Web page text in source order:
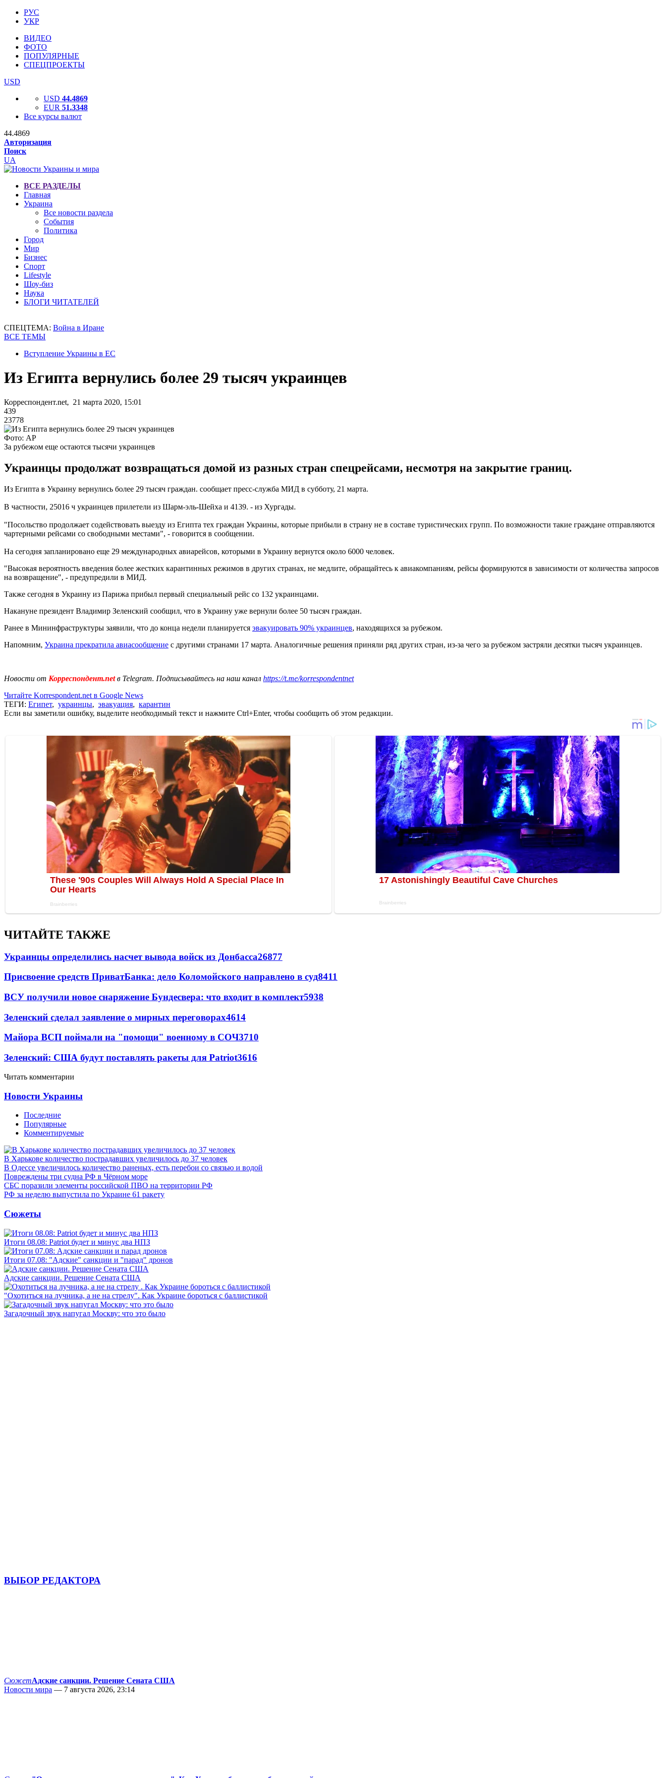
РУС
УКР
ВИДЕО
ФОТО
ПОПУЛЯРНЫЕ
СПЕЦПРОЕКТЫ
USD
USD 44.4869
EUR 51.3348
Все курсы валют
44.4869
Авторизация
Поиск
UA
ВСЕ РАЗДЕЛЫ
Главная
Украина
Все новости раздела
События
Политика
Город
Мир
Бизнес
Спорт
Lifestyle
Шоу-биз
Наука
БЛОГИ ЧИТАТЕЛЕЙ
СПЕЦТЕМА: Война в Иране
ВСЕ ТЕМЫ
Вступление Украины в ЕС
Из Египта вернулись более 29 тысяч украинцев
Корреспондент.net, 21 марта 2020, 15:01
439
23778
Фото: AP
За рубежом еще остаются тысячи украинцев
Украинцы продолжат возвращаться домой из разных стран спецрейсами, несмотря на закрытие границ.
Из Египта в Украину вернулись более 29 тысяч граждан. сообщает пресс-служба МИД в субботу, 21 марта.
В частности, 25016 ч украинцев прилетели из Шарм-эль-Шейха и 4139. - из Хургады.
"Посольство продолжает содействовать выезду из Египта тех граждан Украины, которые прибыли в страну не в составе туристических групп. По возможности такие граждане отправляются
чартерными рейсами со свободными местами", - говорится в сообщении.
На сегодня запланировано еще 29 международных авиарейсов, которыми в Украину вернутся около 6000 человек.
"Высокая вероятность введения более жестких карантинных режимов в других странах, не медлите, обращайтесь к авиакомпаниям, рейсы формируются в зависимости от количества запросов
на возвращение", - предупредили в МИД.
Также сегодня в Украину из Парижа прибыл первый специальный рейс со 132 украинцами.
Накануне президент Владимир Зеленский сообщил, что в Украину уже вернули более 50 тысяч граждан.
Ранее в Мининфраструктуры заявили, что до конца недели планируется эвакуировать 90% украинцев, находящихся за рубежом.
Напомним, Украина прекратила авиасообщение с другими странами 17 марта. Аналогичные решения приняли ряд других стран, из-за чего за рубежом застряли десятки тысяч украинцев.
Новости от Корреспондент.netв Telegram. Подписывайтесь на наш канал https://t.me/korrespondentnet
Читайте Korrespondent.net в Google News
ТЕГИ: Египет, украинцы, эвакуация, карантин
Если вы заметили ошибку, выделите необходимый текст и нажмите Ctrl+Enter, чтобы сообщить об этом редакции.
ЧИТАЙТЕ ТАКЖЕ
Украинцы определились насчет вывода войск из Донбасса26877
Присвоение средств ПриватБанка: дело Коломойского направлено в суд8411
ВСУ получили новое снаряжение Бундесвера: что входит в комплект5938
Зеленский сделал заявление о мирных переговорах4614
Майора ВСП поймали на "помощи" военному в СОЧ3710
Зеленский: США будут поставлять ракеты для Patriot3616
Читать комментарии
Новости Украины
Последние
Популярные
Комментируемые
В Харькове количество пострадавших увеличилось до 37 человек
В Одессе увеличилось количество раненых, есть перебои со связью и водой
Повреждены три судна РФ в Чёрном море
СБС поразили элементы российской ПВО на территории РФ
РФ за неделю выпустила по Украине 61 ракету
Сюжеты
Итоги 08.08: Patriot будет и минус два НПЗ
Итоги 07.08: "Адские" санкции и "парад" дронов
Адские санкции. Решение Сената США
"Охотиться на лучника, а не на стрелу". Как Украине бороться с баллистикой
Загадочный звук напугал Москву: что это было
ВЫБОР РЕДАКТОРА
СюжетАдские санкции. Решение Сената США
Новости мира — 7 августа 2026, 23:14